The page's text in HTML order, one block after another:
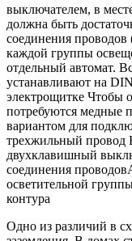
выключателем, в
должна быть
соединения
каждой группы
отдельный автомат.
устанавливают на
электрощитке Чтобы
потребуются медные
вариантом для
трехжильный провод
двухклавишный
соединения
осветительной
контура
Одно из различий в